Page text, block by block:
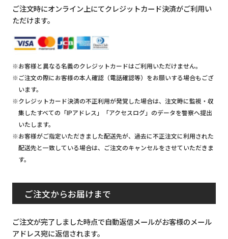
ご注文時にオンライン上にてクレジットカード決済がご利用い
ただけます。
※お客様と異なる名義のクレジットカードはご利用いただけません。
※ご注文の際にお客様の本人確認（電話確認等）をお願いする場合もござ
います。
※クレジットカード決済の不正利用が発覚した場合は、注文時に監視・収
集したすべての「IPアドレス」「アクセスログ」のデータを警察へ提出
いたします。
※お客様がご指定いただきました配送先が、過去に不正注文に利用された
配送先と一致している場合は、ご注文のキャンセルをさせていただきま
す。
ご注文からお届けまで
ご注文が完了しました時点で自動返信メールがお客様のメール
アドレス宛に返信されます。